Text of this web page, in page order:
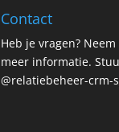
Contact
Heb je vragen?
meer informatie.
@relatiebeheer-crm-